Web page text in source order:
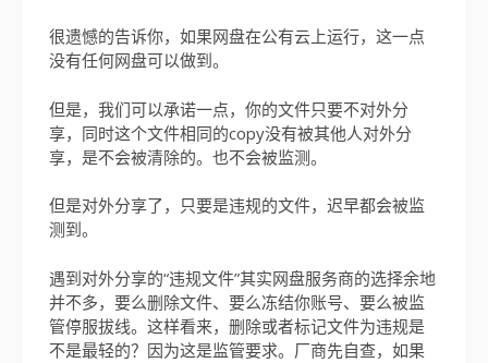
很遗憾的告诉你，如果网盘在公有云上运行，这一点
没有任何网盘可以做到。
但是，我们可以承诺一点，你的文件只要不对外分
享，同时这个文件相同的copy没有被其他人对外分
享，是不会被清除的。也不会被监测。
但是对外分享了，只要是违规的文件，迟早都会被监
测到。
遇到对外分享的“违规文件”其实网盘服务商的选择余地
并不多，要么删除文件、要么冻结你账号、要么被监
管停服拔线。这样看来，删除或者标记文件为违规是
不是最轻的？因为这是监管要求。厂商先自查，如果